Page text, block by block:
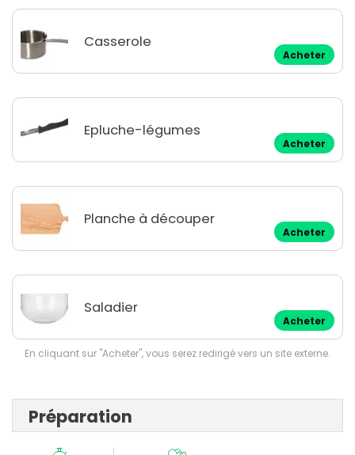
Casserole
Acheter
Epluche-légumes
Acheter
Planche à découper
Acheter
Saladier
Acheter
En cliquant sur "Acheter", vous serez redirigé vers un site externe.
Préparation